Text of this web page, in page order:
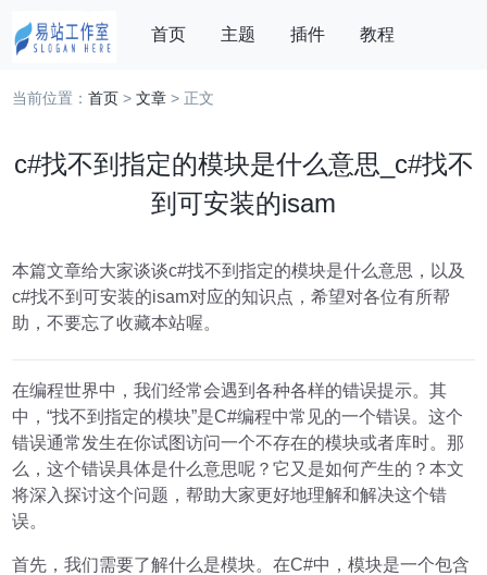
首页 主题 插件 教程
我的订单
当前位置：首页 >文章 > 正文
c#找不到指定的模块是什么意思_c#找不
到可安装的isam
本篇文章给大家谈谈c#找不到指定的模块是什么意思，以及
c#找不到可安装的isam对应的知识点，希望对各位有所帮
助，不要忘了收藏本站喔。
在编程世界中，我们经常会遇到各种各样的错误提示。其
中，“找不到指定的模块”是C#编程中常见的一个错误。这个
错误通常发生在你试图访问一个不存在的模块或者库时。那
么，这个错误具体是什么意思呢？它又是如何产生的？本文
将深入探讨这个问题，帮助大家更好地理解和解决这个错
误。
首先，我们需要了解什么是模块。在C#中，模块是一个包含